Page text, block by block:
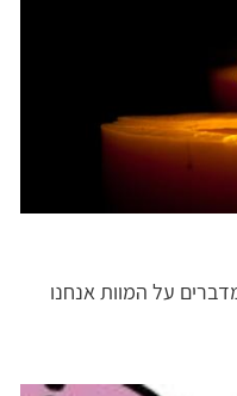
על המוות אנחנו